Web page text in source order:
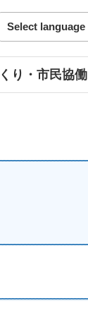
Select language
り・市民協働